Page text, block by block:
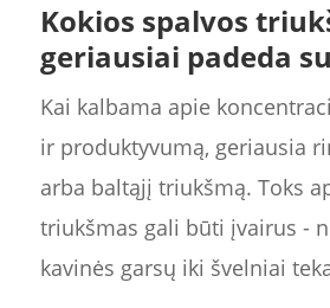
Kokios spalvos
geriausiai padeda
Kai kalbama apie
ir produktyvumą, geriausia
arba baltąjį triukšmą. Toks
triukšmas gali būti įvairus -
kavinės garsų iki švelniai